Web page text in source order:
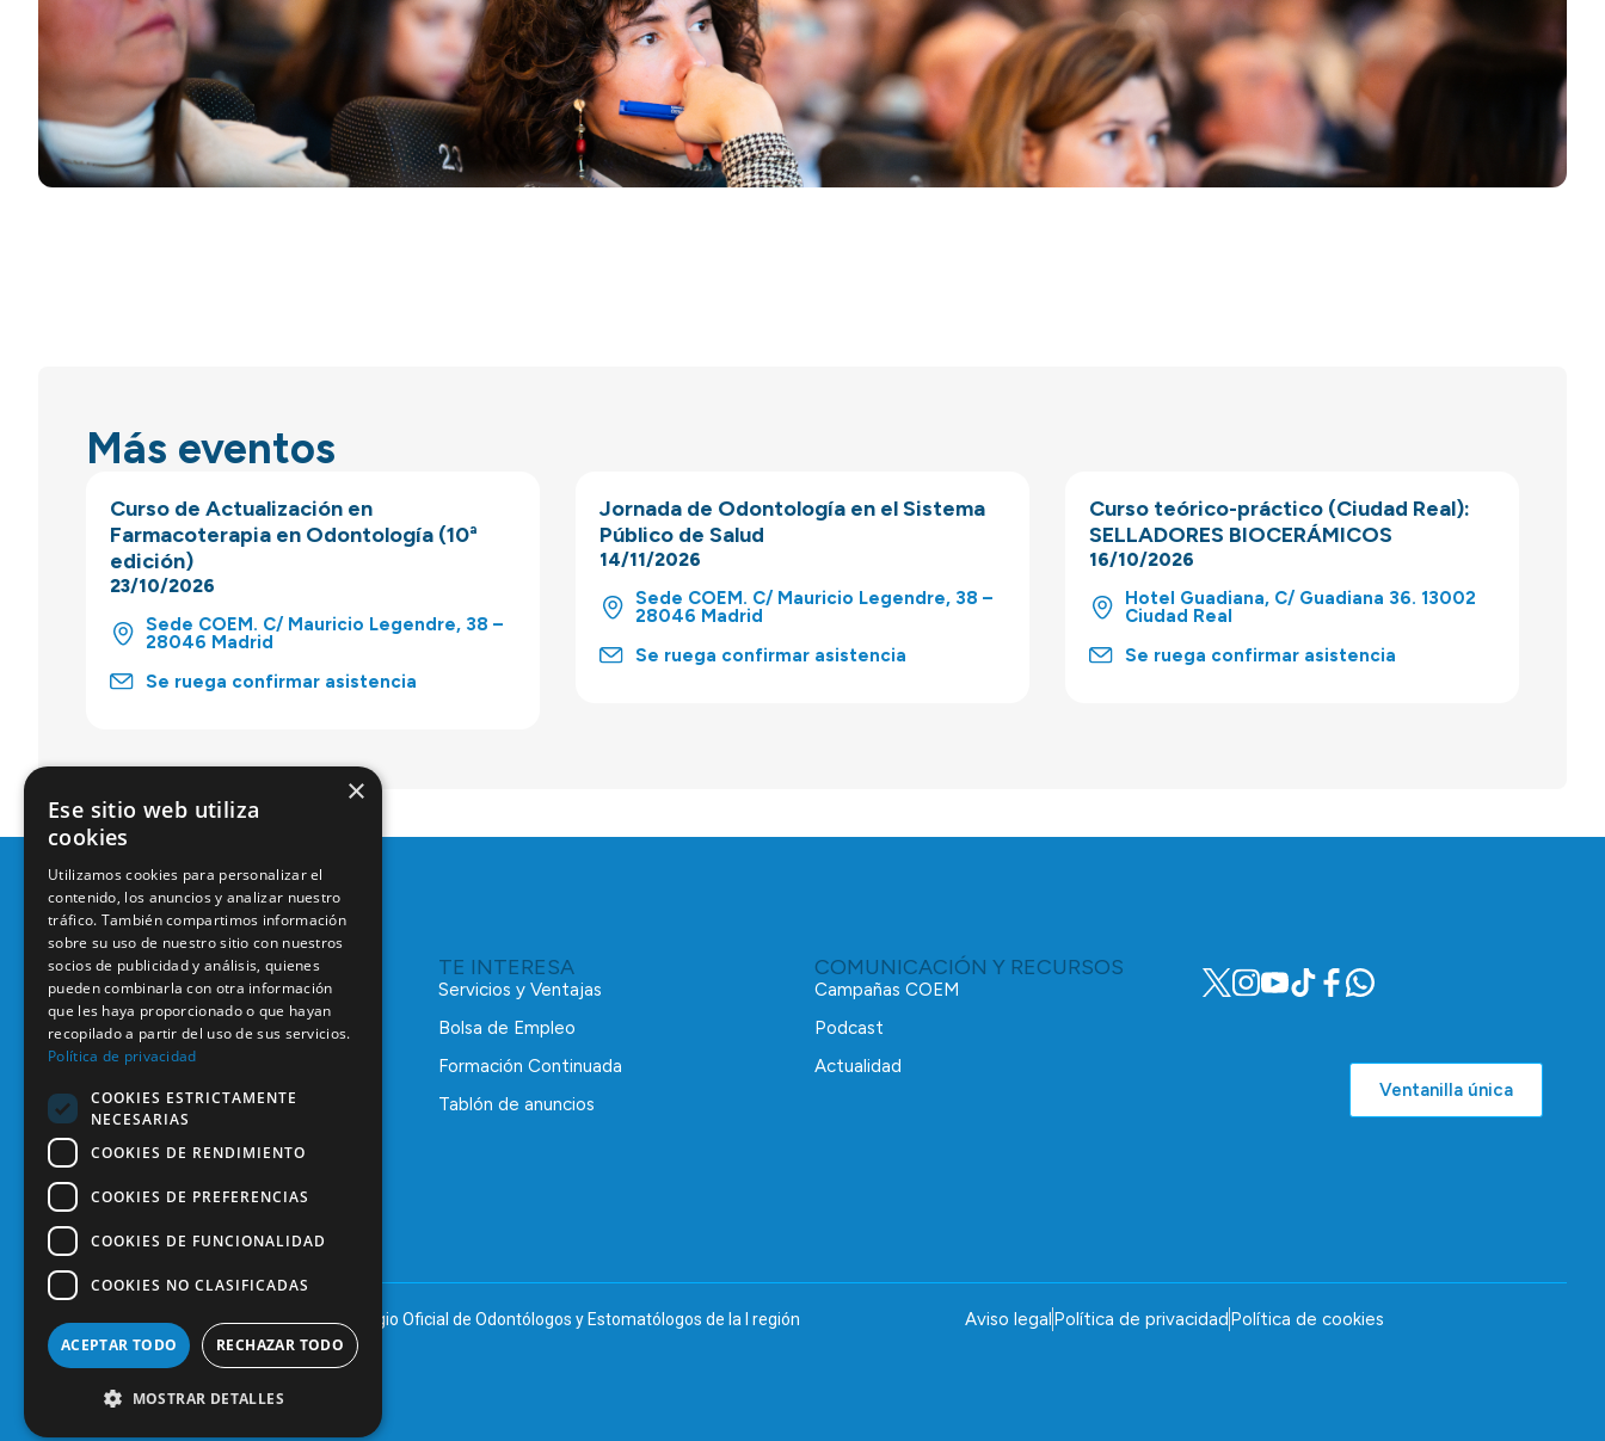
Más eventos
Curso de Actualización en
Farmacoterapia en Odontología (10ª
edición)
23/10/2026
Sede COEM. C/ Mauricio Legendre, 38 –
28046 Madrid
Se ruega confirmar asistencia
Jornada de Odontología en el Sistema
Público de Salud
14/11/2026
Sede COEM. C/ Mauricio Legendre, 38 –
28046 Madrid
Se ruega confirmar asistencia
Curso teórico-práctico (Ciudad Real):
SELLADORES BIOCERÁMICOS
16/10/2026
Hotel Guadiana, C/ Guadiana 36. 13002
Ciudad Real
Se ruega confirmar asistencia
C/ Mauricio Legendre, 38
28046 Madrid
91 561 29 05
informacion@coem.org.es
TE INTERESA
Servicios y Ventajas
Bolsa de Empleo
Formación Continuada
Tablón de anuncios
COMUNICACIÓN Y RECURSOS
Campañas COEM
Podcast
Actualidad
Ventanilla única
© 2025 – COEM – Colegio Oficial de Odontólogos y Estomatólogos de la I región Aviso legalPolítica de privacidadPolítica de cookies
×
Ese sitio web utiliza
cookies
Utilizamos cookies para personalizar el
contenido, los anuncios y analizar nuestro
tráfico. También compartimos información
sobre su uso de nuestro sitio con nuestros
socios de publicidad y análisis, quienes
pueden combinarla con otra información
que les haya proporcionado o que hayan
recopilado a partir del uso de sus servicios.
Política de privacidad
COOKIES ESTRICTAMENTE
NECESARIAS
COOKIES DE RENDIMIENTO
COOKIES DE PREFERENCIAS
COOKIES DE FUNCIONALIDAD
COOKIES NO CLASIFICADAS
ACEPTAR TODO RECHAZAR TODO
MOSTRAR DETALLES